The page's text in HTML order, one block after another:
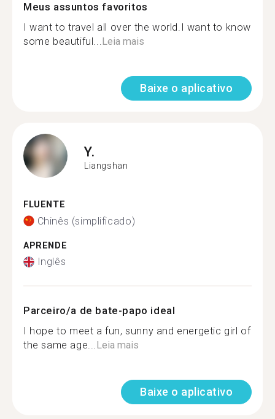
Meus assuntos favoritos
I want to travel all over the world.I want to know
some beautiful...Leia mais
Baixe o aplicativo
Y.
Liangshan
FLUENTE
Chinês (simplificado)
APRENDE
Inglês
Parceiro/a de bate-papo ideal
I hope to meet a fun, sunny and energetic girl of
the same age...Leia mais
Baixe o aplicativo